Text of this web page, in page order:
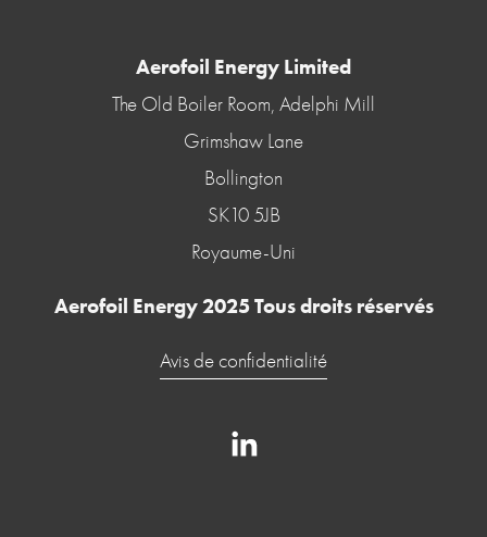
Aerofoil Energy Limited
The Old Boiler Room, Adelphi Mill
Grimshaw Lane
Bollington
SK10 5JB
Royaume-Uni
Aerofoil Energy 2025 Tous droits réservés
Avis de confidentialité